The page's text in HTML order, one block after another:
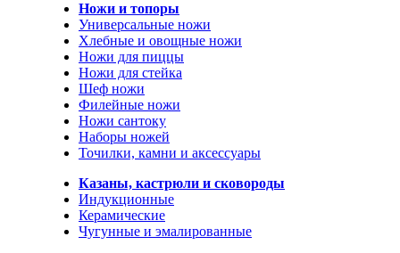
Ножи и топоры
Универсальные ножи
Хлебные и овощные ножи
Ножи для пиццы
Ножи для стейка
Шеф ножи
Филейные ножи
Ножи сантоку
Наборы ножей
Точилки, камни и аксессуары
Казаны, кастрюли и сковороды
Индукционные
Керамические
Чугунные и эмалированные